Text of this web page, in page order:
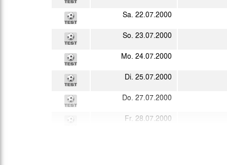
Sa. 22.07.2000
So. 23.07.2000
Mo. 24.07.2000
Di. 25.07.2000
Do. 27.07.2000
Fr. 28.07.2000